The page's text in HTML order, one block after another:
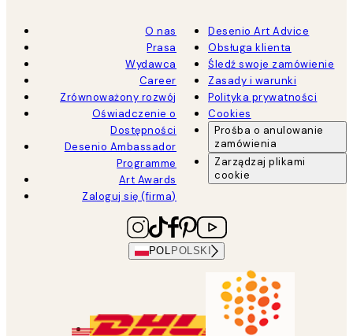
O nas
Prasa
Wydawca
Career
Zrównoważony rozwój
Oświadczenie o
Dostępności
Desenio Ambassador
Programme
Art Awards
Zaloguj się (firma)
Desenio Art Advice
Obsługa klienta
Śledź swoje zamówienie
Zasady i warunki
Polityka prywatności
Cookies
Prośba o anulowanie
zamówienia
Zarządzaj plikami
cookie
POL POLSKI